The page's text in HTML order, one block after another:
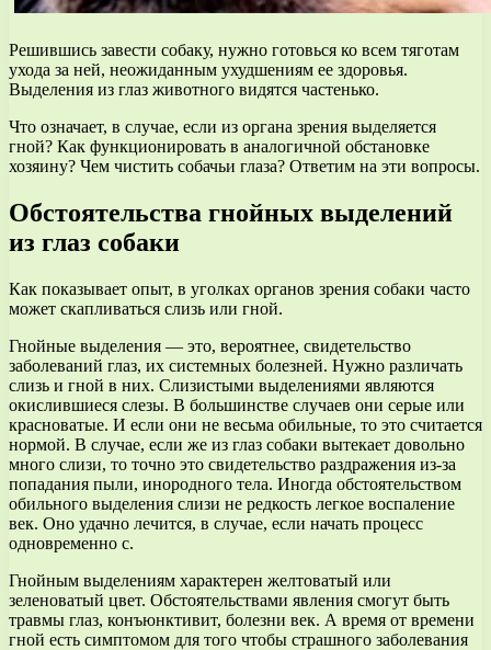
Решившись завести собаку, нужно готовься ко всем тяготам
ухода за ней, неожиданным ухудшениям ее здоровья.
Выделения из глаз животного видятся частенько.
Что означает, в случае, если из органа зрения выделяется
гной? Как функционировать в аналогичной обстановке
хозяину? Чем чистить собачьи глаза? Ответим на эти вопросы.
Обстоятельства гнойных выделений
из глаз собаки
Как показывает опыт, в уголках органов зрения собаки часто
может скапливаться слизь или гной.
Гнойные выделения — это, вероятнее, свидетельство
заболеваний глаз, их системных болезней. Нужно различать
слизь и гной в них. Слизистыми выделениями являются
окислившиеся слезы. В большинстве случаев они серые или
красноватые. И если они не весьма обильные, то это считается
нормой. В случае, если же из глаз собаки вытекает довольно
много слизи, то точно это свидетельство раздражения из-за
попадания пыли, инородного тела. Иногда обстоятельством
обильного выделения слизи не редкость легкое воспаление
век. Оно удачно лечится, в случае, если начать процесс
одновременно с.
Гнойным выделениям характерен желтоватый или
зеленоватый цвет. Обстоятельствами явления смогут быть
травмы глаз, конъюнктивит, болезни век. А время от времени
гной есть симптомом для того чтобы страшного заболевания